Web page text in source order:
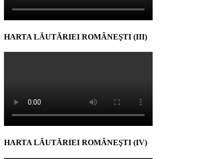
HARTA LĂUTĂRIEI ROMÂNEŞTI (III)
HARTA LĂUTĂRIEI ROMÂNEŞTI (IV)